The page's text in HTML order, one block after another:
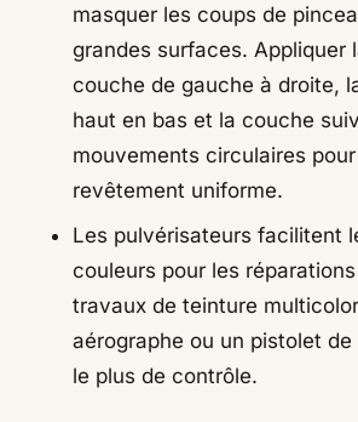
masquer les coups de
grandes surfaces. Appliquer
couche de gauche à droite,
haut en bas et la couche
mouvements circulaires
revêtement uniforme.
Les pulvérisateurs facilitent
couleurs pour les
travaux de teinture
aérographe ou un pistolet
le plus de contrôle.